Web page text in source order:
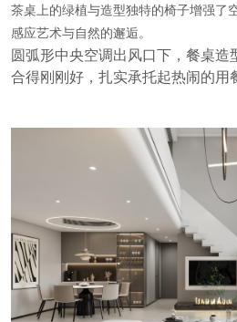
茶桌上的绿植与造型独特的椅子增强了
感应艺术与自然的邂逅。
圆弧形中央空调出风口下，餐桌造
合得刚刚好，扎实承托起热闹的用